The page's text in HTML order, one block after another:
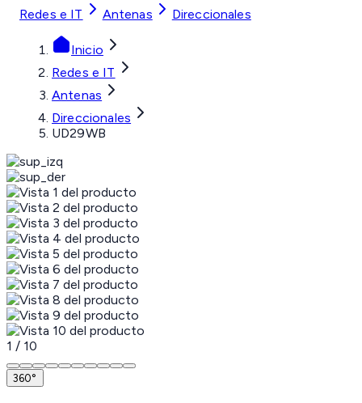
Redes e IT Antenas Direccionales
Inicio
Redes e IT
Antenas
Direccionales
UD29WB
1 / 10
360°